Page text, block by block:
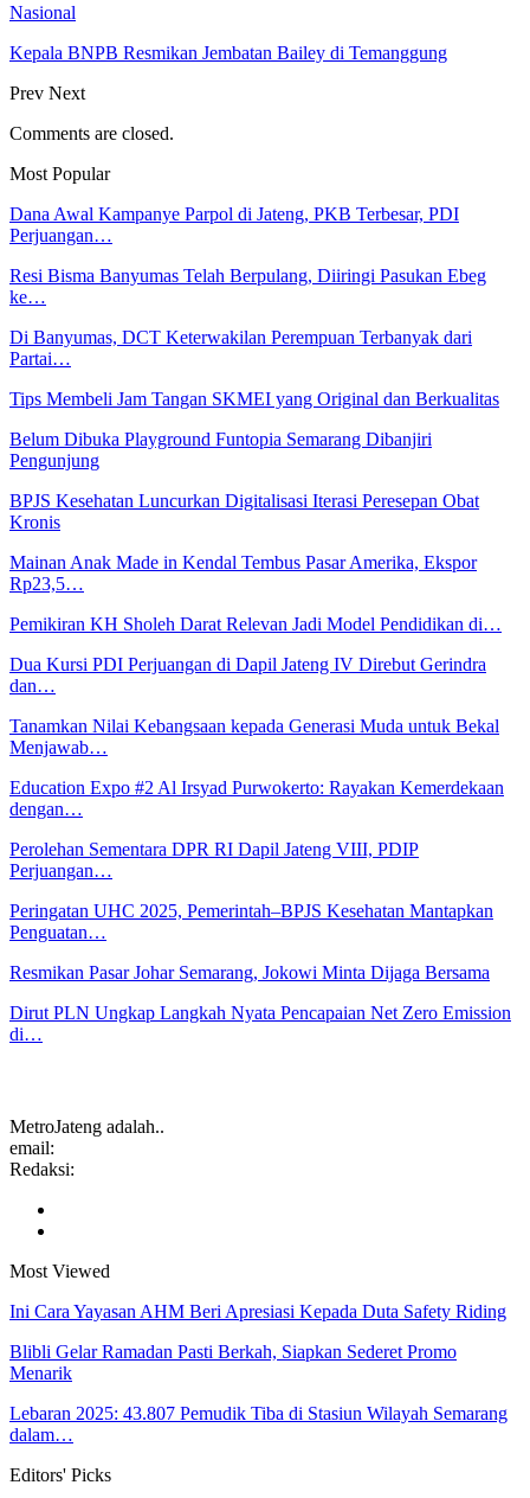
Nasional
Kepala BNPB Resmikan Jembatan Bailey di Temanggung
Prev Next
Comments are closed.
Most Popular
Dana Awal Kampanye Parpol di Jateng, PKB Terbesar, PDI
Perjuangan…
Resi Bisma Banyumas Telah Berpulang, Diiringi Pasukan Ebeg
ke…
Di Banyumas, DCT Keterwakilan Perempuan Terbanyak dari
Partai…
Tips Membeli Jam Tangan SKMEI yang Original dan Berkualitas
Belum Dibuka Playground Funtopia Semarang Dibanjiri
Pengunjung
BPJS Kesehatan Luncurkan Digitalisasi Iterasi Peresepan Obat
Kronis
Mainan Anak Made in Kendal Tembus Pasar Amerika, Ekspor
Rp23,5…
Pemikiran KH Sholeh Darat Relevan Jadi Model Pendidikan di…
Dua Kursi PDI Perjuangan di Dapil Jateng IV Direbut Gerindra
dan…
Tanamkan Nilai Kebangsaan kepada Generasi Muda untuk Bekal
Menjawab…
Education Expo #2 Al Irsyad Purwokerto: Rayakan Kemerdekaan
dengan…
Perolehan Sementara DPR RI Dapil Jateng VIII, PDIP
Perjuangan…
Peringatan UHC 2025, Pemerintah–BPJS Kesehatan Mantapkan
Penguatan…
Resmikan Pasar Johar Semarang, Jokowi Minta Dijaga Bersama
Dirut PLN Ungkap Langkah Nyata Pencapaian Net Zero Emission
di…
MetroJateng adalah..
email:
Redaksi:
Most Viewed
Ini Cara Yayasan AHM Beri Apresiasi Kepada Duta Safety Riding
Blibli Gelar Ramadan Pasti Berkah, Siapkan Sederet Promo
Menarik
Lebaran 2025: 43.807 Pemudik Tiba di Stasiun Wilayah Semarang
dalam…
Editors' Picks